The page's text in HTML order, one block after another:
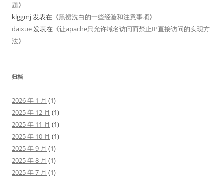
题》
klggmj发表在《黑裙洗白的一些经验和注意事项》
daixue发表在《让apache只允许域名访问而禁止IP直接访问的实现方
法》
归档
2026 年 1 月 (1)
2025 年 12 月 (1)
2025 年 11 月 (1)
2025 年 10 月 (1)
2025 年 9 月 (1)
2025 年 8 月 (1)
2025 年 7 月 (1)